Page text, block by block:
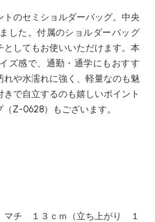
のセミショルダーバッグ。中央
した。付属のショルダーバッグ
してもお使いいただけます。本
ズ感で、通勤・通学にもおすす
や水濡れに強く、軽量なのも魅
で自立するのも嬉しいポイント
Z-0628）もございます。
チ １３ｃｍ（立ち上がり １